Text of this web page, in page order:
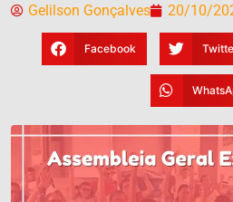
Gelilson Gonçalves 20/10/
Facebook